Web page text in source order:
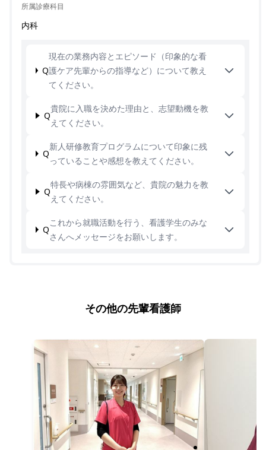
所属診療科目
内科
Q
現在の業務内容とエピソード（印象的な看
護ケア先輩からの指導など）について教え
てください。
Q
貴院に入職を決めた理由と、志望動機を教
えてください。
Q
新人研修教育プログラムについて印象に残
っていることや感想を教えてください。
Q
特長や病棟の雰囲気など、貴院の魅力を教
えてください。
Q
これから就職活動を行う、看護学生のみな
さんへメッセージをお願いします。
その他の先輩看護師